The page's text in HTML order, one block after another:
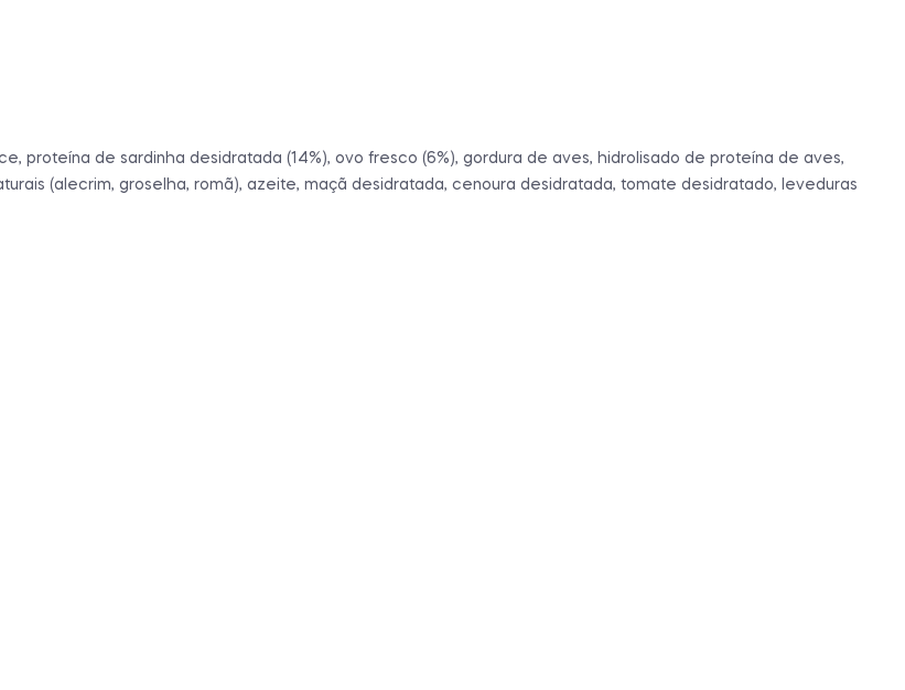
proteína de sardinha desidratada (14%), ovo fresco (6%), gordura de aves, hidrolisado de proteína de aves,
(alecrim, groselha, romã), azeite, maçã desidratada, cenoura desidratada, tomate desidratado, leveduras